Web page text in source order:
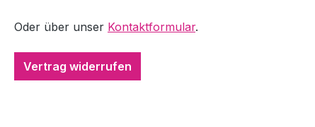
Oder über unser Kontaktformular.
Vertrag widerrufen